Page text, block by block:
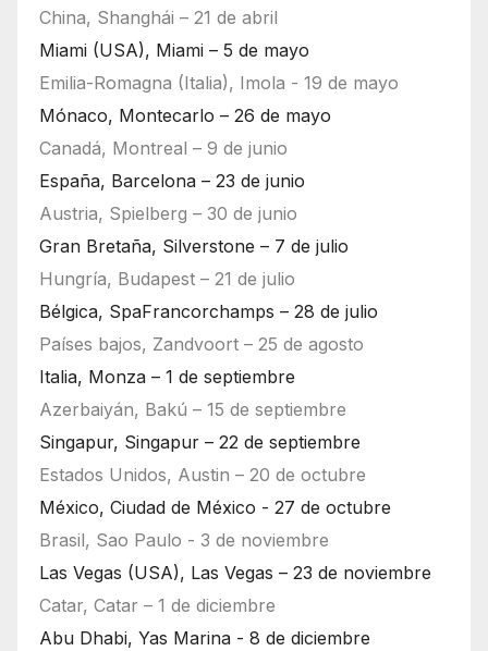
China, Shanghái – 21 de abril
Miami (USA), Miami – 5 de mayo
Emilia-Romagna (Italia), Imola - 19 de mayo
Mónaco, Montecarlo – 26 de mayo
Canadá, Montreal – 9 de junio
España, Barcelona – 23 de junio
Austria, Spielberg – 30 de junio
Gran Bretaña, Silverstone – 7 de julio
Hungría, Budapest – 21 de julio
Bélgica, SpaFrancorchamps – 28 de julio
Países bajos, Zandvoort – 25 de agosto
Italia, Monza – 1 de septiembre
Azerbaiyán, Bakú – 15 de septiembre
Singapur, Singapur – 22 de septiembre
Estados Unidos, Austin – 20 de octubre
México, Ciudad de México - 27 de octubre
Brasil, Sao Paulo - 3 de noviembre
Las Vegas (USA), Las Vegas – 23 de noviembre
Catar, Catar – 1 de diciembre
Abu Dhabi, Yas Marina - 8 de diciembre